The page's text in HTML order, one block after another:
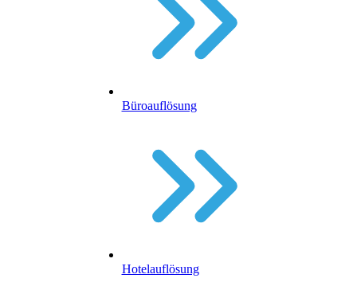
Büroauflösung
Hotelauflösung